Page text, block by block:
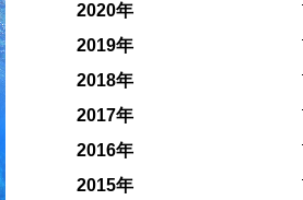
2020年
2019年
2018年
2017年
2016年
2015年